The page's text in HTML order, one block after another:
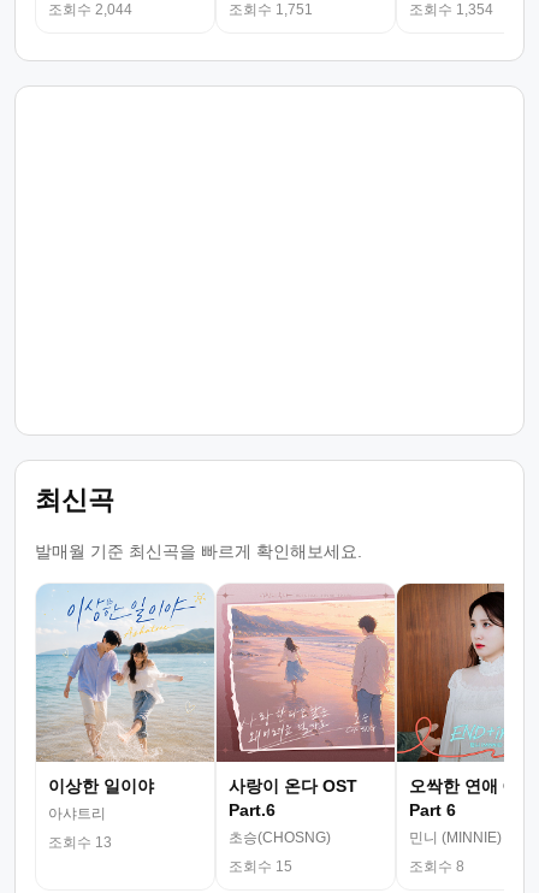
조회수 2,044
조회수 1,751
조회수 1,354
최신곡
발매월 기준 최신곡을 빠르게 확인해보세요.
이상한 일이야
아샤트리
조회수 13
사랑이 온다 OST
Part.6
초승(CHOSNG)
조회수 15
오싹한 연애 OST
Part 6
민니 (MINNIE)
조회수 8